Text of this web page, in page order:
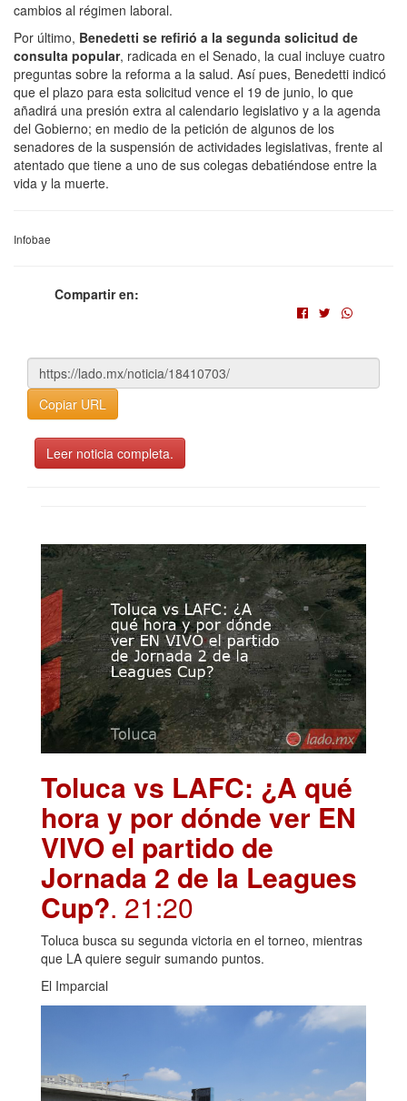
cambios al régimen laboral.
Por último, Benedetti se refirió a la segunda solicitud de
consulta popular, radicada en el Senado, la cual incluye cuatro
preguntas sobre la reforma a la salud. Así pues, Benedetti indicó
que el plazo para esta solicitud vence el 19 de junio, lo que
añadirá una presión extra al calendario legislativo y a la agenda
del Gobierno; en medio de la petición de algunos de los
senadores de la suspensión de actividades legislativas, frente al
atentado que tiene a uno de sus colegas debatiéndose entre la
vida y la muerte.
Infobae
Compartir en:
Copiar URL
Leer noticia completa.
Toluca vs LAFC: ¿A qué
hora y por dónde ver EN
VIVO el partido de
Jornada 2 de la Leagues
Cup?. 21:20
Toluca busca su segunda victoria en el torneo, mientras
que LA quiere seguir sumando puntos.
El Imparcial